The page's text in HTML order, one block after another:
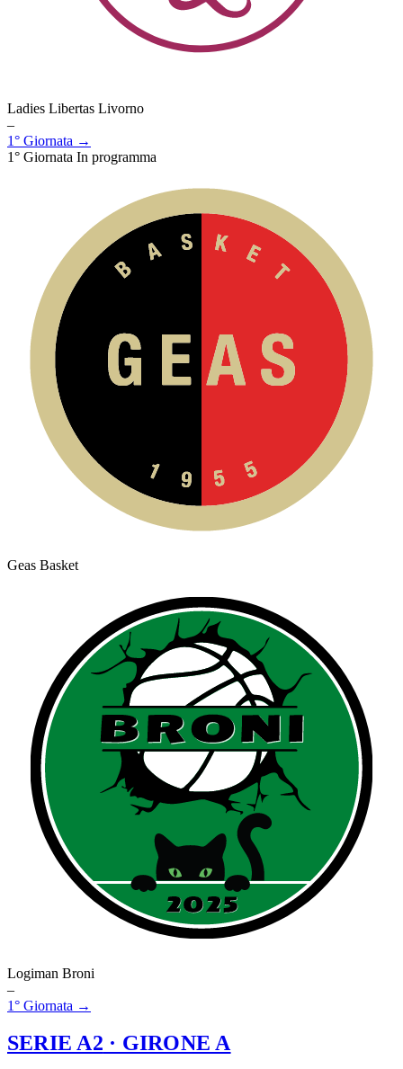
Ladies Libertas Livorno
–
1° Giornata →
1° Giornata In programma
Geas Basket
Logiman Broni
–
1° Giornata →
SERIE A2 · GIRONE A